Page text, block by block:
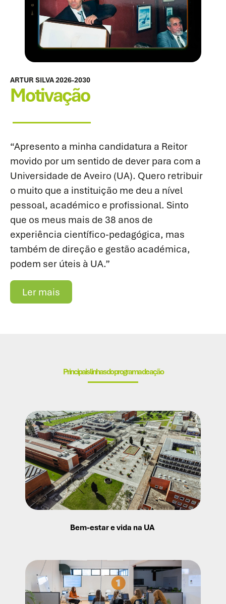
ARTUR SILVA 2026-2030
Motivação
“Apresento a minha candidatura a Reitor
movido por um sentido de dever para com a
Universidade de Aveiro (UA). Quero retribuir
o muito que a instituição me deu a nível
pessoal, académico e profissional. Sinto
que os meus mais de 38 anos de
experiência científico-pedagógica, mas
também de direção e gestão académica,
podem ser úteis à UA.”
Ler mais
Principais linhas do programa de ação
Bem-estar e vida na UA